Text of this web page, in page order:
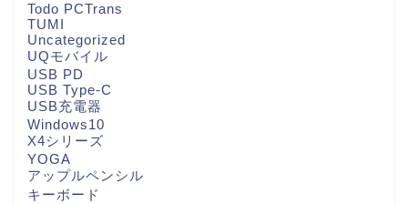
Todo PCTrans
TUMI
Uncategorized
UQモバイル
USB PD
USB Type-C
USB充電器
Windows10
X4シリーズ
YOGA
アップルペンシル
キーボード